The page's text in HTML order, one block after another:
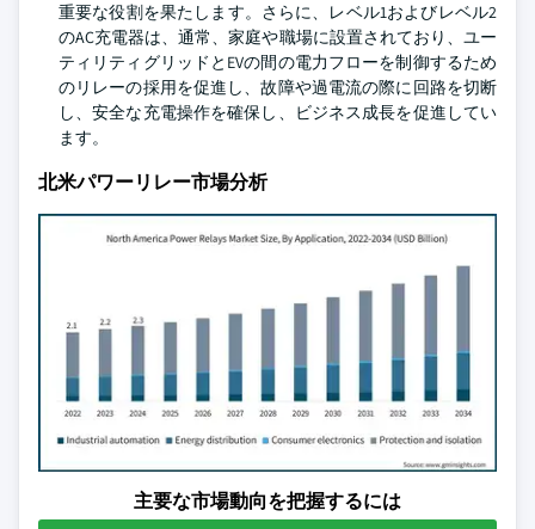
重要な役割を果たします。さらに、レベル1およびレベル2
のAC充電器は、通常、家庭や職場に設置されており、ユー
ティリティグリッドとEVの間の電力フローを制御するため
のリレーの採用を促進し、故障や過電流の際に回路を切断
し、安全な充電操作を確保し、ビジネス成長を促進してい
ます。
北米パワーリレー市場分析
主要な市場動向を把握するには